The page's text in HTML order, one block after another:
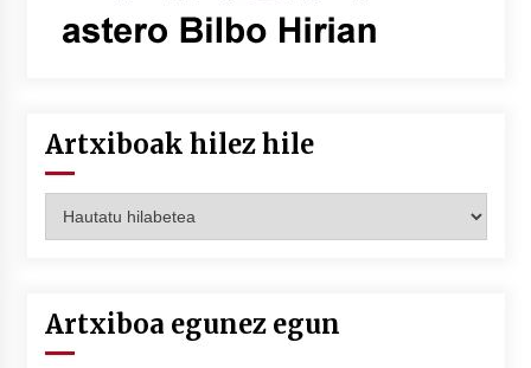
Artxiboak hilez hile
hilez
Artxiboa egunez egun